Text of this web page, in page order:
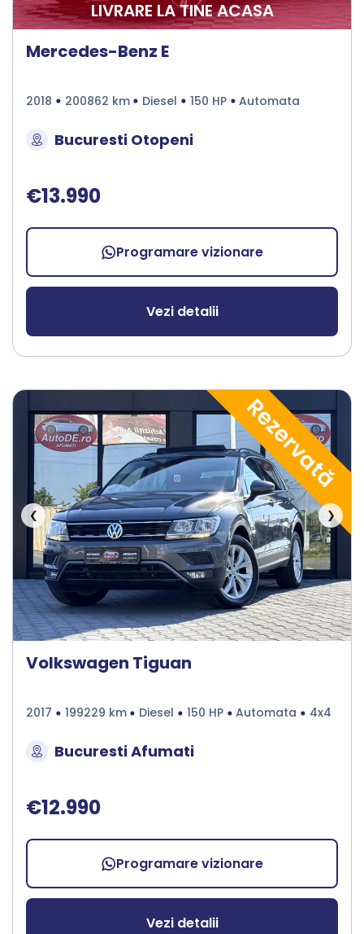
LIVRARE LA TINE ACASA
Mercedes-Benz E
2018 200862 km Diesel 150 HP Automata
Bucuresti Otopeni
€13.990
Programare vizionare
Vezi detalii
Rezervată
❮ ❯
Volkswagen Tiguan
2017 199229 km Diesel 150 HP Automata 4x4
Bucuresti Afumati
€12.990
Programare vizionare
Vezi detalii